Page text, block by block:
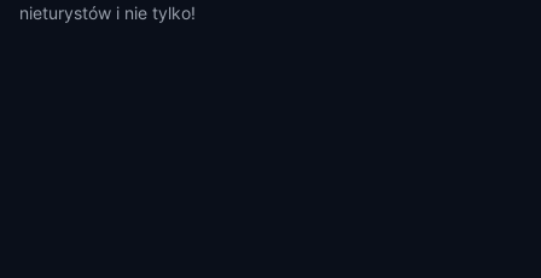
nieturystów i nie tylko!